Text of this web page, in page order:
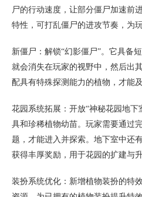
尸的行动速度，让部分僵尸加速前
特性，可打乱僵尸的进攻节奏，为
新僵尸：解锁“幻影僵尸”。它具备
就会消失在玩家的视野中，然后出
配具有特殊探测能力的植物，才能
花园系统拓展：开放“神秘花园地
具和珍稀植物幼苗。玩家需要通过
题，才能进入并探索。地下室中还
获得丰厚奖励，用于花园的扩建与升
装扮系统优化：新增植物装扮的特